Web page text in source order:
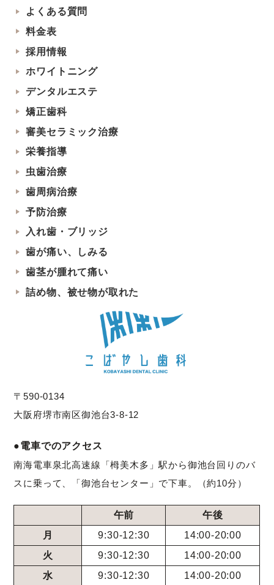
よくある質問
料金表
採用情報
ホワイトニング
デンタルエステ
矯正歯科
審美セラミック治療
栄養指導
虫歯治療
歯周病治療
予防治療
入れ歯・ブリッジ
歯が痛い、しみる
歯茎が腫れて痛い
詰め物、被せ物が取れた
〒590-0134
大阪府堺市南区御池台3-8-12
●電車でのアクセス
南海電車泉北高速線「栂美木多」駅から御池台回りのバ
スに乗って、「御池台センター」で下車。（約10分）
午前
午後
月
9:30-12:30
14:00-20:00
火
9:30-12:30
14:00-20:00
水
9:30-12:30 14:00-20:00